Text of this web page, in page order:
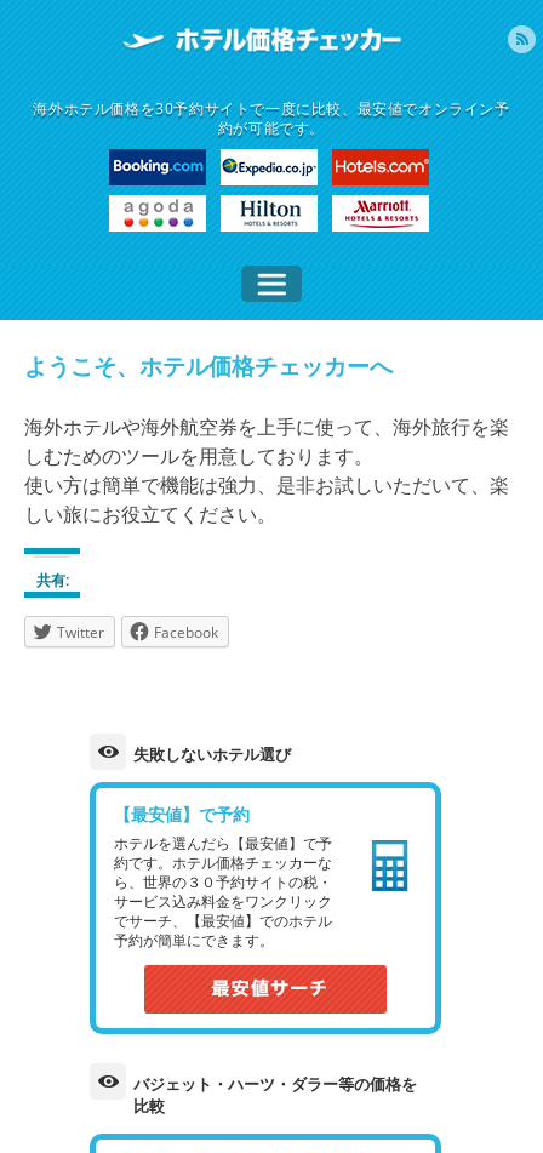
海外ホテル価格を30予約サイトで一度に比較、最安値でオンライン予
約が可能です。
ようこそ、ホテル価格チェッカーへ
海外ホテルや海外航空券を上手に使って、海外旅行を楽
しむためのツールを用意しております。
使い方は簡単で機能は強力、是非お試しいただいて、楽
しい旅にお役立てください。
共有:
Twitter Facebook
失敗しないホテル選び
【最安値】で予約
ホテルを選んだら【最安値】で予
約です。ホテル価格チェッカーな
ら、世界の３０予約サイトの税・
サービス込み料金をワンクリック
でサーチ、【最安値】でのホテル
予約が簡単にできます。
バジェット・ハーツ・ダラー等の価格を
比較